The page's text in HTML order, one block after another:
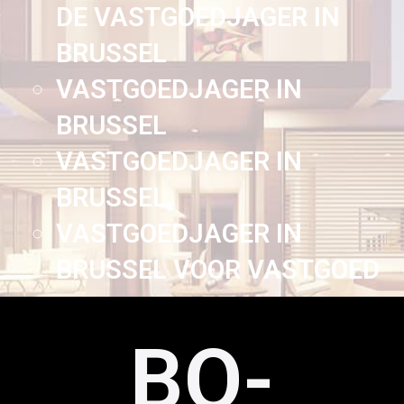
DE VASTGOEDJAGER IN
BRUSSEL
VASTGOEDJAGER IN
BRUSSEL
VASTGOEDJAGER IN
BRUSSEL
VASTGOEDJAGER IN
BRUSSEL VOOR VASTGOED
BO-